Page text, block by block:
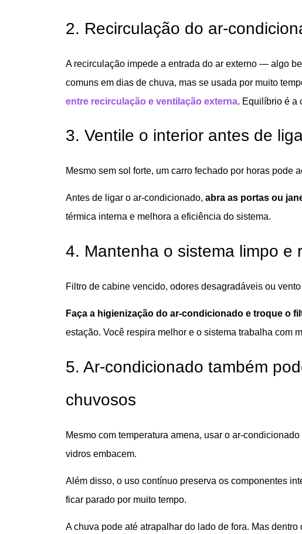
2. Recirculação do ar-
A recirculação impede a entrada do ar externo — algo
comuns em dias de chuva, mas se usada por muito
entre recirculação e ventilação externa. Equilíbrio é a
3. Ventile o interior antes de
Mesmo sem sol forte, um carro fechado por horas pode
Antes de ligar o ar-condicionado, abra as portas ou
térmica interna e melhora a eficiência do sistema.
4. Mantenha o sistema limpo e
Filtro de cabine vencido, odores desagradáveis ou
Faça a higienização do ar-condicionado e troque o
estação. Você respira melhor e o sistema trabalha com
5. Ar-condicionado também
chuvosos
Mesmo com temperatura amena, usar o ar-
vidros embacem.
Além disso, o uso contínuo preserva os componentes
ficar parado por muito tempo.
A chuva pode até atrapalhar do lado de fora. Mas